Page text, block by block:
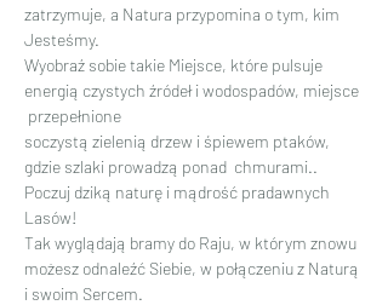
zatrzymuje, a Natura przypomina o tym, kim
Jesteśmy.
Wyobraź sobie takie Miejsce, które pulsuje
energią czystych źródeł i wodospadów, miejsce
przepełnione
soczystą zielenią drzew i śpiewem ptaków,
gdzie szlaki prowadzą ponad  chmurami..
Poczuj dziką naturę i mądrość pradawnych
Lasów!
Tak wyglądają bramy do Raju, w którym znowu
możesz odnaleźć Siebie, w połączeniu z Naturą
i swoim Sercem.